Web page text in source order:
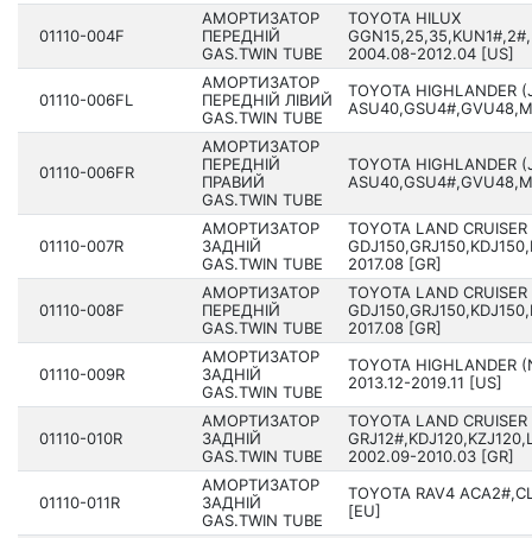
01110-004F
АМОРТИЗАТОР
ПЕРЕДНІЙ
GAS.TWIN TUBE
TOYOTA HILUX
200­4.08-2012.04 [US]
01110-006FL
АМОРТИЗАТОР
ПЕРЕДНІЙ ЛІВИЙ
GAS.TWIN TUBE
TOYOTA HIGHLANDER
01110-006FR
АМОРТИЗАТОР
ПЕРЕДНІЙ
ПРАВИЙ
GAS.TWIN TUBE
TOYOTA HIGHLANDER
01110-007R
АМОРТИЗАТОР
ЗАДНІЙ
GAS.TWIN TUBE
TOYOTA LAND CRUISER
2017.08 [GR]
01110-008F
АМОРТИЗАТОР
ПЕРЕДНІЙ
GAS.TWIN TUBE
TOYOTA LAND CRUISER
2017.08 [GR]
01110-009R
АМОРТИЗАТОР
ЗАДНІЙ
GAS.TWIN TUBE
TOYOTA HIGHLANDER
201­3.12-2019.11 [US]
01110-010R
АМОРТИЗАТОР
ЗАДНІЙ
GAS.TWIN TUBE
TOYOTA LAND CRUISER
2002.09-2010.03 [GR]
01110-011R
АМОРТИЗАТОР
ЗАДНІЙ
GAS.TWIN TUBE
TOYOTA RAV4
[EU]